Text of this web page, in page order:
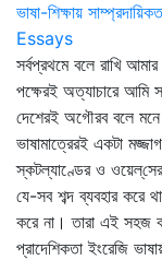
ভাষা-শিক্ষায়
Essays
সর্বপ্রথমে বলে রাখি
পক্ষেরই অত্যাচারে
দেশেরই অগৌরব বলে মনে
ভাষামাত্রেরই একটা
স্কটল্যাণ্ডের ও
যে-সব শব্দ ব্যবহার করে
করে না। তারা এই সহজ
প্রাদেশিকতা ইংরেজি